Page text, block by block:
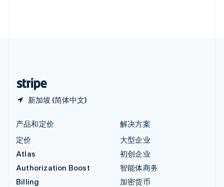
新加坡 (简体中文)
产品和定价
定价
Atlas
Authorization Boost
Billing
解决方案
大型企业
初创企业
智能体商务
加密货币